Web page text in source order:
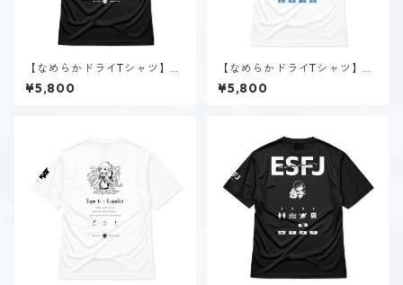
【なめらかドライTシャツ】タ
イプ８-統べる人（ダーク）｜
ブラック
¥5,800
【なめらかドライTシャツ】空
閑 風音（ENFP）｜ホワイト
¥5,800